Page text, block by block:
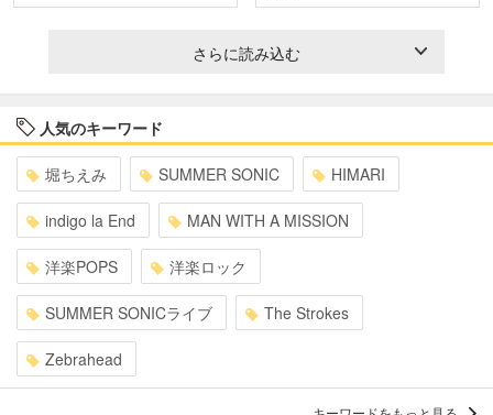
さらに読み込む
人気のキーワード
堀ちえみ SUMMER SONIC HIMARI
indigo la End MAN WITH A MISSION
洋楽POPS 洋楽ロック
SUMMER SONICライブ The Strokes
Zebrahead